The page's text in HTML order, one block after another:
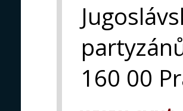
160 00